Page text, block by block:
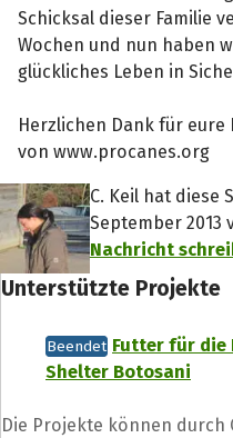
Schicksal dieser Familie
Wochen und nun haben
glückliches Leben in
Herzlichen Dank für eure
von www.procanes.org
C. Keil hat diese
September
Nachricht
Unterstützte Projekte
Beendet Futter für die
Shelter Botosani
Die Projekte können durch